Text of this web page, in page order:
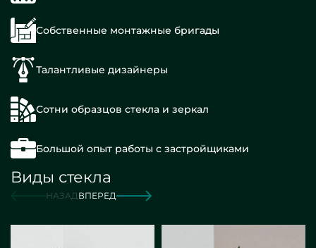
Собственные монтажные бригады
Талантливые дизайнеры
Сотни образцов стекла и зеркал
Большой опыт работы с застройщиками
Виды стекла
НАЗАДВПЕРЕД